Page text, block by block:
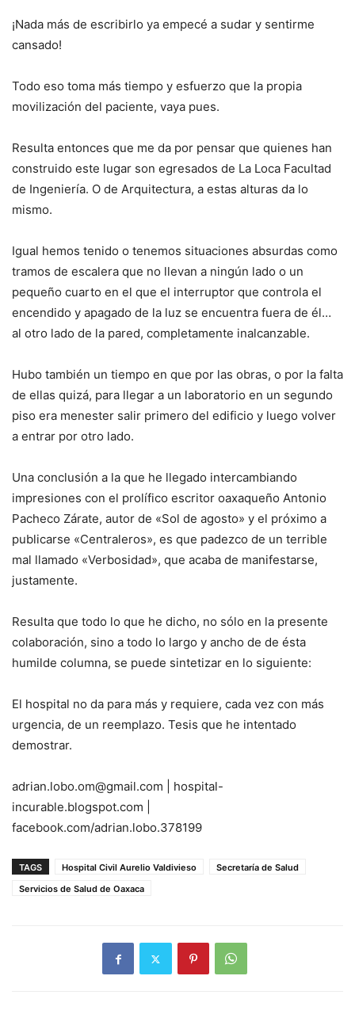
¡Nada más de escribirlo ya empecé a sudar y sentirme
cansado!
Todo eso toma más tiempo y esfuerzo que la propia
movilización del paciente, vaya pues.
Resulta entonces que me da por pensar que quienes han
construido este lugar son egresados de La Loca Facultad
de Ingeniería. O de Arquitectura, a estas alturas da lo
mismo.
Igual hemos tenido o tenemos situaciones absurdas como
tramos de escalera que no llevan a ningún lado o un
pequeño cuarto en el que el interruptor que controla el
encendido y apagado de la luz se encuentra fuera de él…
al otro lado de la pared, completamente inalcanzable.
Hubo también un tiempo en que por las obras, o por la falta
de ellas quizá, para llegar a un laboratorio en un segundo
piso era menester salir primero del edificio y luego volver
a entrar por otro lado.
Una conclusión a la que he llegado intercambiando
impresiones con el prolífico escritor oaxaqueño Antonio
Pacheco Zárate, autor de «Sol de agosto» y el próximo a
publicarse «Centraleros», es que padezco de un terrible
mal llamado «Verbosidad», que acaba de manifestarse,
justamente.
Resulta que todo lo que he dicho, no sólo en la presente
colaboración, sino a todo lo largo y ancho de de ésta
humilde columna, se puede sintetizar en lo siguiente:
El hospital no da para más y requiere, cada vez con más
urgencia, de un reemplazo. Tesis que he intentado
demostrar.
adrian.lobo.om@gmail.com | hospital-
incurable.blogspot.com |
facebook.com/adrian.lobo.378199
TAGS Hospital Civil Aurelio Valdivieso
Secretaría de Salud
Servicios de Salud de Oaxaca